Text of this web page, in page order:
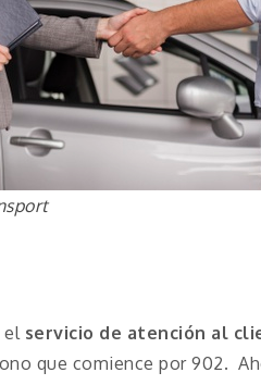
el servicio de atención al
que comience por 902.